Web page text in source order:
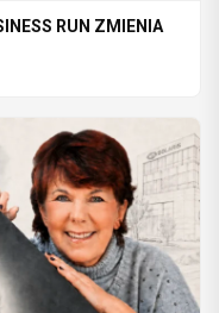
RUN ZMIENIA